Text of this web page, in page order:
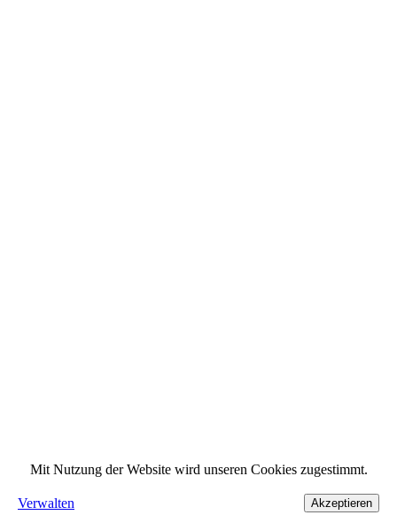
Mit Nutzung der Website wird unseren Cookies zugestimmt.
Verwalten Akzeptieren